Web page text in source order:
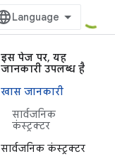
इस पेज पर, यह
जानकारी उपलब्ध है
खास जानकारी
सार्वजनिक
कंस्ट्रक्टर
सार्वजनिक कंस्ट्रक्टर